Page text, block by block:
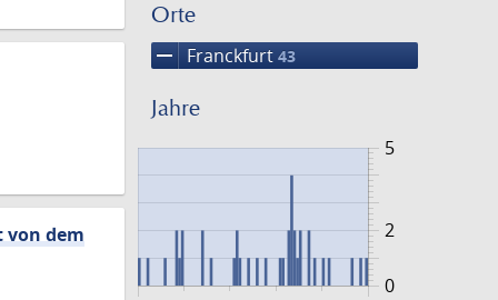
Orte
remove Franckfurt 43
Jahre
0
5
2
von dem